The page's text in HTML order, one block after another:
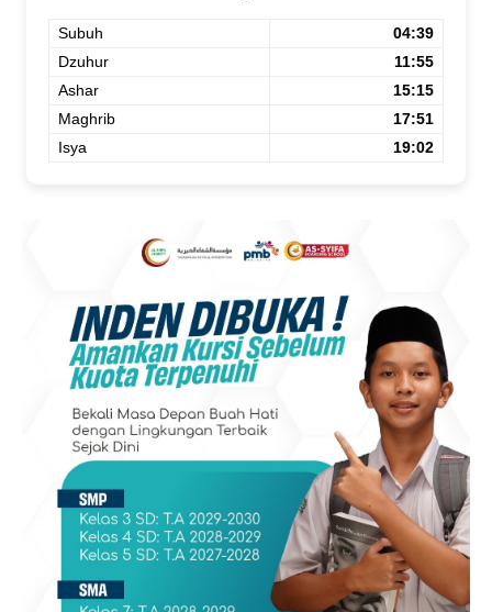
Subuh
04:39
Dzuhur
11:55
Ashar
15:15
Maghrib
17:51
Isya
19:02